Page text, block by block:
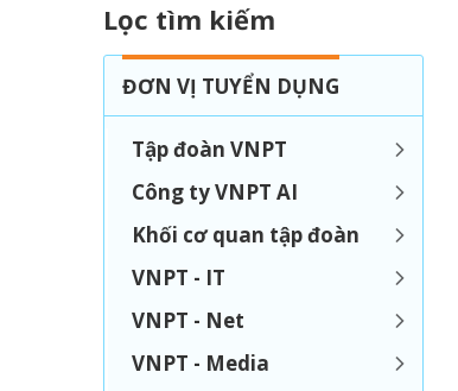
Lọc tìm kiếm
ĐƠN VỊ TUYỂN DỤNG
Tập đoàn VNPT
Công ty VNPT AI
Khối cơ quan tập đoàn
VNPT - IT
VNPT - Net
VNPT - Media